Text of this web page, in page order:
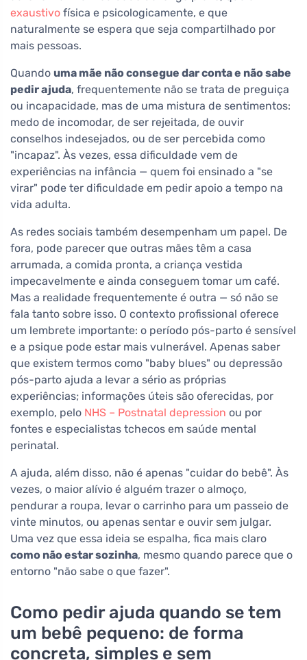
exaustivo física e psicologicamente, e que
naturalmente se espera que seja compartilhado por
mais pessoas.
Quando uma mãe não consegue dar conta e não sabe
pedir ajuda, frequentemente não se trata de preguiça
ou incapacidade, mas de uma mistura de sentimentos:
medo de incomodar, de ser rejeitada, de ouvir
conselhos indesejados, ou de ser percebida como
"incapaz". Às vezes, essa dificuldade vem de
experiências na infância — quem foi ensinado a "se
virar" pode ter dificuldade em pedir apoio a tempo na
vida adulta.
As redes sociais também desempenham um papel. De
fora, pode parecer que outras mães têm a casa
arrumada, a comida pronta, a criança vestida
impecavelmente e ainda conseguem tomar um café.
Mas a realidade frequentemente é outra — só não se
fala tanto sobre isso. O contexto profissional oferece
um lembrete importante: o período pós-parto é sensível
e a psique pode estar mais vulnerável. Apenas saber
que existem termos como "baby blues" ou depressão
pós-parto ajuda a levar a sério as próprias
experiências; informações úteis são oferecidas, por
exemplo, pelo NHS – Postnatal depression ou por
fontes e especialistas tchecos em saúde mental
perinatal.
A ajuda, além disso, não é apenas "cuidar do bebê". Às
vezes, o maior alívio é alguém trazer o almoço,
pendurar a roupa, levar o carrinho para um passeio de
vinte minutos, ou apenas sentar e ouvir sem julgar.
Uma vez que essa ideia se espalha, fica mais claro
como não estar sozinha, mesmo quando parece que o
entorno "não sabe o que fazer".
Como pedir ajuda quando se tem
um bebê pequeno: de forma
concreta, simples e sem